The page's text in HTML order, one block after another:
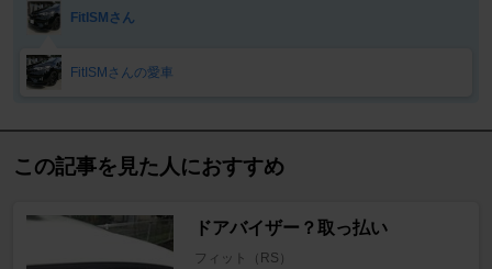
FitISMさん
FitISMさんの愛車
この記事を見た人におすすめ
ドアバイザー？取っ払い
フィット（RS）